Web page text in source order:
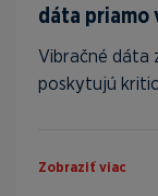
dáta priamo
Vibračné dáta
poskytujú
Zobraziť viac